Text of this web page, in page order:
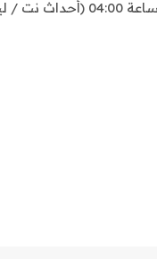
الخميس ، 04 يوليو 2024